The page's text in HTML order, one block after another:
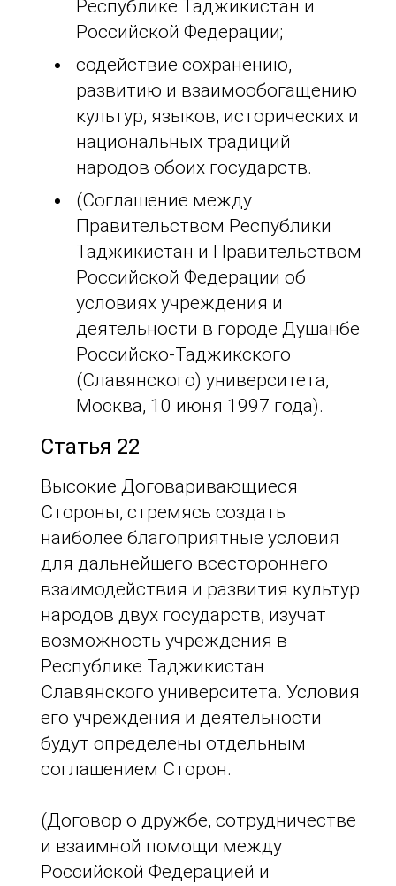
Республике Таджикистан и
Российской Федерации;
содействие сохранению,
развитию и взаимообогащению
культур, языков, исторических и
национальных традиций
народов обоих государств.
(Соглашение между
Правительством Республики
Таджикистан и Правительством
Российской Федерации об
условиях учреждения и
деятельности в городе Душанбе
Российско-Таджикского
(Славянского) университета,
Москва, 10 июня 1997 года).
Статья 22
Высокие Договаривающиеся
Стороны, стремясь создать
наиболее благоприятные условия
для дальнейшего всестороннего
взаимодействия и развития культур
народов двух государств, изучат
возможность учреждения в
Республике Таджикистан
Славянского университета. Условия
его учреждения и деятельности
будут определены отдельным
соглашением Сторон.
(Договор о дружбе, сотрудничестве
и взаимной помощи между
Российской Федерацией и